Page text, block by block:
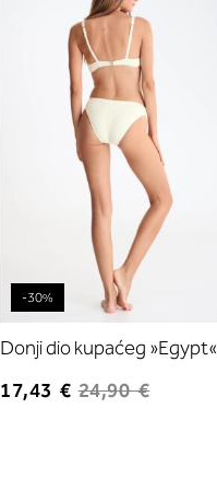
-30%
Donji dio kupaćeg »Egypt«
17,43 € 24,90 €